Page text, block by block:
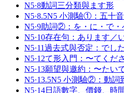
N5·8動詞三分類與ます形
N5·8.5N5 小測驗①：五十音
N5·9助詞②：を・に・で・
N5·10存在句：あります／
N5·11過去式與否定：でし
N5·12て形入門：〜てくだ
N5·13願望與邀約：〜たい
N5·13.5N5 小測驗②：動詞
N5·14日語數字、價錢、時